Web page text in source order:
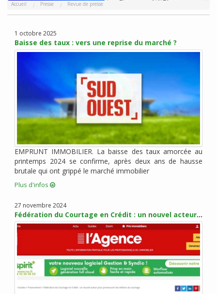
avril 2022 (1)
janvier 2022 (3)
novembre 2021 (2)
juillet 2021 (2)
juin 2021 (2)
mai 2021 (1)
avril 2021 (1)
mars 2021 (2)
février 2021 (3)
janvier 2021 (2)
décembre 2020 (5)
novembre 2020 (2)
septembre 2020 (5)
août 2020 (2)
juillet 2020 (3)
juin 2020 (6)
mai 2020 (2)
avril 2020 (6)
mars 2020 (3)
Accueil Presse Revue de presse
1 octobre 2025
Baisse des taux : vers une reprise du marché ?
EMPRUNT IMMOBILIER. La baisse des taux amorcée au
printemps 2024 se confirme, après deux ans de hausse
brutale qui ont grippé le marché immobilier
Plus d'infos
27 novembre 2024
Fédération du Courtage en Crédit : un nouvel acteur pour promouvoir les métiers du courtage